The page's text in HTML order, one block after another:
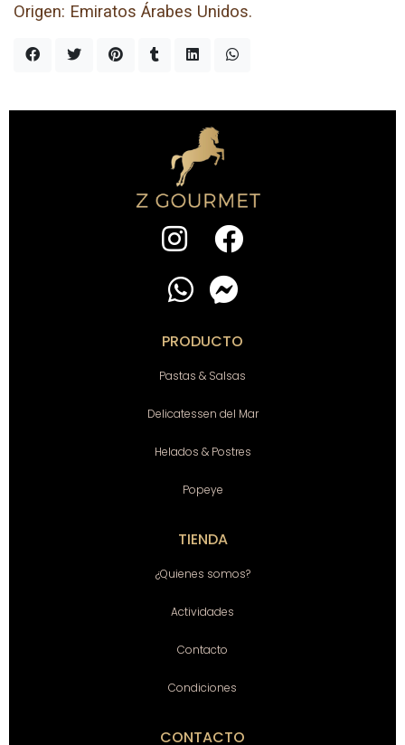
Origen: Emiratos Árabes Unidos.
PRODUCTO
Pastas & Salsas
Delicatessen del Mar
Helados & Postres
Popeye
TIENDA
¿Quienes somos?
Actividades
Contacto
Condiciones
CONTACTO